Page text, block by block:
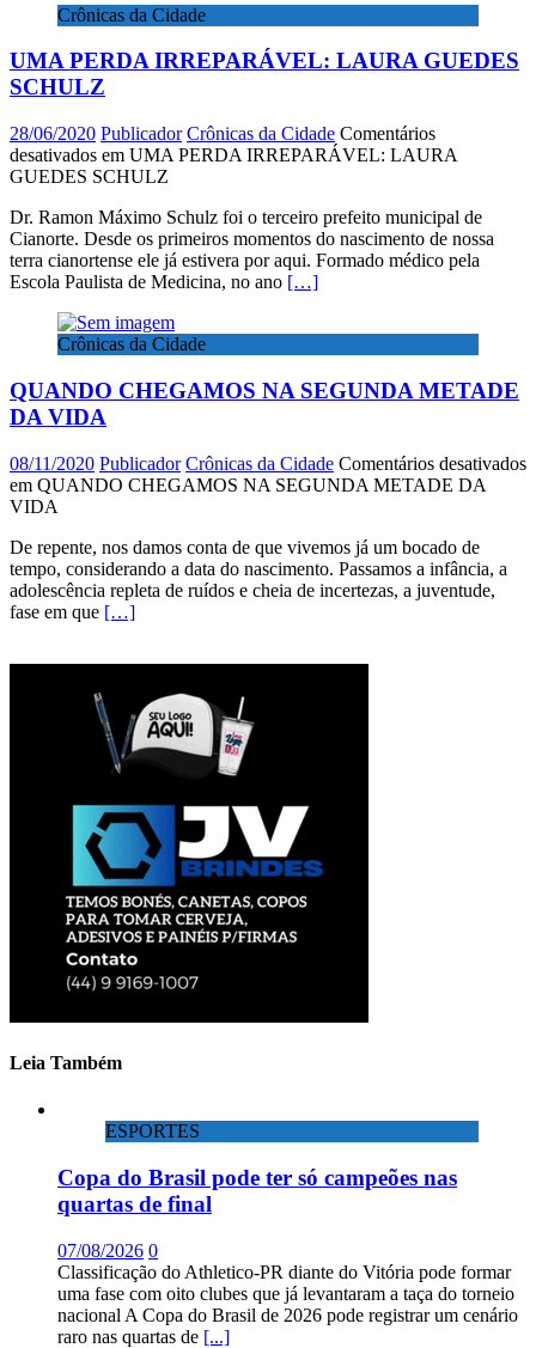
Crônicas da Cidade
UMA PERDA IRREPARÁVEL: LAURA GUEDES
SCHULZ
28/06/2020 Publicador Crônicas da Cidade Comentários
desativados em UMA PERDA IRREPARÁVEL: LAURA
GUEDES SCHULZ
Dr. Ramon Máximo Schulz foi o terceiro prefeito municipal de
Cianorte. Desde os primeiros momentos do nascimento de nossa
terra cianortense ele já estivera por aqui. Formado médico pela
Escola Paulista de Medicina, no ano […]
Crônicas da Cidade
QUANDO CHEGAMOS NA SEGUNDA METADE
DA VIDA
08/11/2020 Publicador Crônicas da Cidade Comentários desativados
em QUANDO CHEGAMOS NA SEGUNDA METADE DA
VIDA
De repente, nos damos conta de que vivemos já um bocado de
tempo, considerando a data do nascimento. Passamos a infância, a
adolescência repleta de ruídos e cheia de incertezas, a juventude,
fase em que […]
Leia Também
ESPORTES
Copa do Brasil pode ter só campeões nas
quartas de final
07/08/2026 0
Classificação do Athletico-PR diante do Vitória pode formar
uma fase com oito clubes que já levantaram a taça do torneio
nacional A Copa do Brasil de 2026 pode registrar um cenário
raro nas quartas de [...]